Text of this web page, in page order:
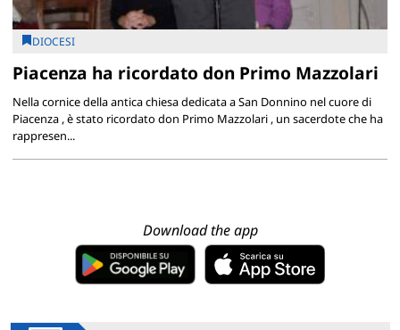
DIOCESI
Piacenza ha ricordato don Primo Mazzolari
Nella cornice della antica chiesa dedicata a San Donnino nel cuore di
Piacenza , è stato ricordato don Primo Mazzolari , un sacerdote che ha
rappresen...
Download the app